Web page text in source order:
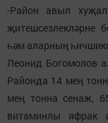
-Район авыл
җитешсезлекләрне
һәм аларның
Леонид Богомолов
Районда 14 мең
мең тонна сенаж,
витаминлы яфрак